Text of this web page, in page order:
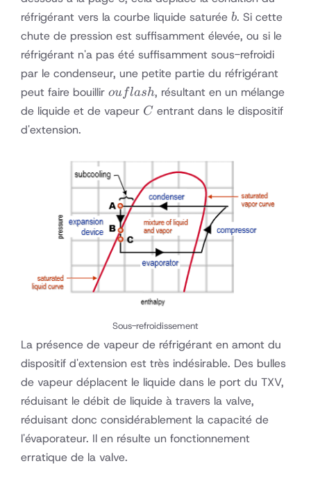
réfrigérant vers la courbe liquide saturée b
b. Si cette
chute de pression est suffisamment élevée, ou si le
réfrigérant n'a pas été suffisamment sous-refroidi
par le condenseur, une petite partie du réfrigérant
peut faire bouillir ou
flash
ouflash, résultant en un mélange
de liquide et de vapeur C
C entrant dans le dispositif
d'extension.
Sous-refroidissement
La présence de vapeur de réfrigérant en amont du
dispositif d'extension est très indésirable. Des bulles
de vapeur déplacent le liquide dans le port du TXV,
réduisant le débit de liquide à travers la valve,
réduisant donc considérablement la capacité de
l'évaporateur. Il en résulte un fonctionnement
erratique de la valve.